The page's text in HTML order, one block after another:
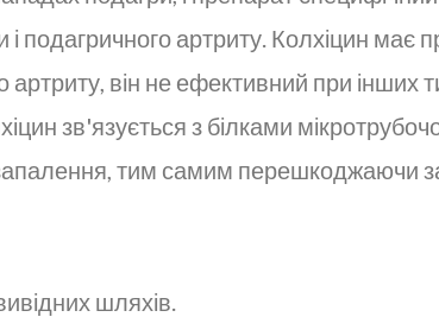
подагричного артриту. Колхіцин має
він не ефективний при інших
зв'язується з білками
тим самим перешкоджаючи
шляхів.